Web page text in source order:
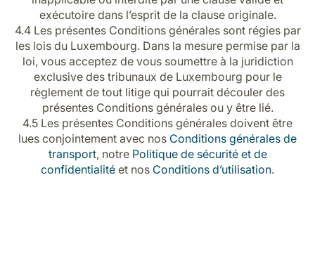
exécutoire dans l’esprit de la clause originale.
4.4 Les présentes Conditions générales sont régies par
les lois du Luxembourg. Dans la mesure permise par la
loi, vous acceptez de vous soumettre à la juridiction
exclusive des tribunaux de Luxembourg pour le
règlement de tout litige qui pourrait découler des
présentes Conditions générales ou y être lié.
4.5 Les présentes Conditions générales doivent être
lues conjointement avec nos Conditions générales de
transport, notre Politique de sécurité et de
confidentialité et nos Conditions d’utilisation.